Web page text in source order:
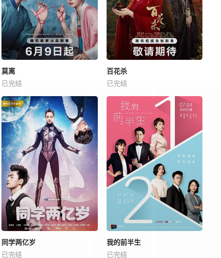
莫离
已完结
百花杀
已完结
同学两亿岁
已完结
我的前半生
已完结